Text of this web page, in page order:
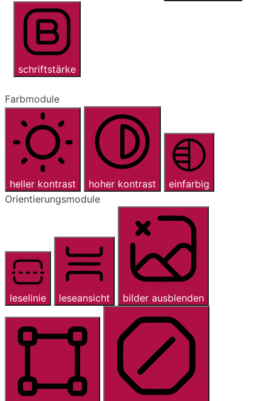
schriftstärke
Farbmodule
heller kontrast hoher kontrast
einfarbig
Orientierungsmodule
leselinie leseansicht bilder ausblenden